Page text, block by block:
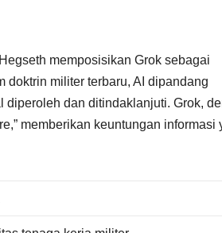
memposisikan Grok sebagai
doktrin militer terbaru, AI dipandang
dan ditindaklanjuti. Grok,
memberikan keuntungan informasi